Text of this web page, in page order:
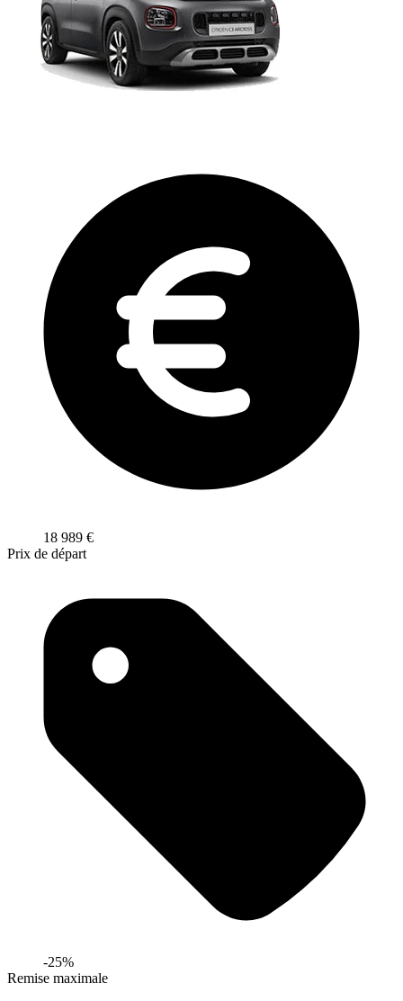
18 989 €
Prix de départ
-25%
Remise maximale